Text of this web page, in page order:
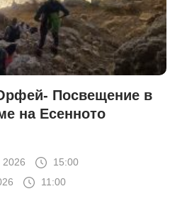
Посвещение в
на Есенното
2026
15:00
11:00